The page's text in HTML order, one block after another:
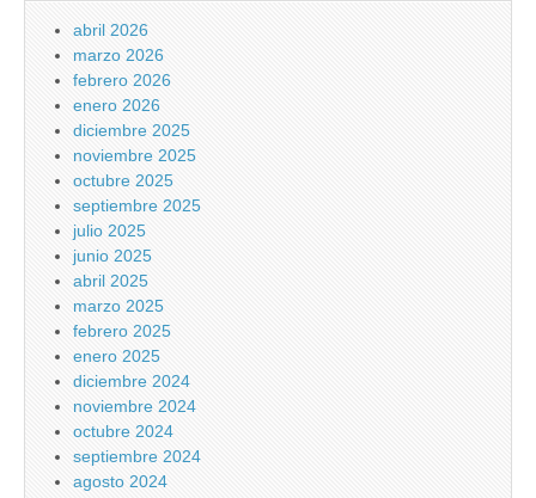
abril 2026
marzo 2026
febrero 2026
enero 2026
diciembre 2025
noviembre 2025
octubre 2025
septiembre 2025
julio 2025
junio 2025
abril 2025
marzo 2025
febrero 2025
enero 2025
diciembre 2024
noviembre 2024
octubre 2024
septiembre 2024
agosto 2024